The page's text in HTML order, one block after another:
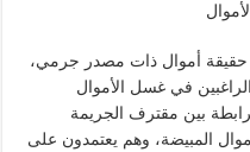
حقيقة أموال ذات مصدر جرمي،
في غسل الأموال
بين مقترف الجريمة
المبيضة، وهم يعتمدون على